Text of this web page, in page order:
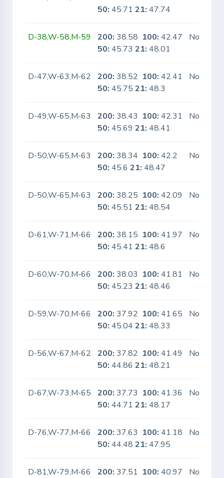
50: 45.7121: 47.74
D-38,W-58,M-59 200: 38.58 100: 42.47
50: 45.7321: 48.01
No
D-47,W-63,M-62 200: 38.52 100: 42.41
50: 45.7521: 48.3
No
D-49,W-65,M-63 200: 38.43 100: 42.31
50: 45.6921: 48.41
No
D-50,W-65,M-63 200: 38.34 100: 42.2
50: 45.621: 48.47
No
D-50,W-65,M-63 200: 38.25 100: 42.09
50: 45.5121: 48.54
No
D-61,W-71,M-66 200: 38.15 100: 41.97
50: 45.4121: 48.6
No
D-60,W-70,M-66 200: 38.03 100: 41.81
50: 45.2321: 48.46
No
D-59,W-70,M-66 200: 37.92 100: 41.65
50: 45.0421: 48.33
No
D-56,W-67,M-62 200: 37.82 100: 41.49
50: 44.8621: 48.21
No
D-67,W-73,M-65 200: 37.73 100: 41.36
50: 44.7121: 48.17
No
D-76,W-77,M-66 200: 37.63 100: 41.18
50: 44.4821: 47.95
No
D-81,W-79,M-66 200: 37.51 100: 40.97
No